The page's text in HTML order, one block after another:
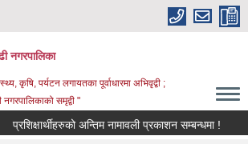
नगरपालिका
कृषि, पर्यटन लगायतका पूर्वाधारमा अभिवृद्वी ;
समृद्वी "
प्रशिक्षार्थीहरुको अन्तिम नामावली प्रकाशन सम्बन्धमा !